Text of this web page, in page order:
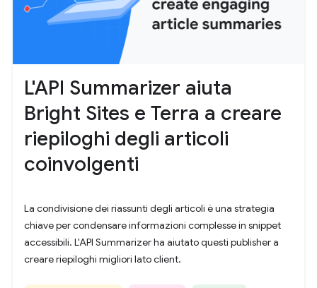
L'API Summarizer aiuta
Bright Sites e Terra a creare
riepiloghi degli articoli
coinvolgenti
La condivisione dei riassunti degli articoli è una strategia
chiave per condensare informazioni complesse in snippet
accessibili. L'API Summarizer ha aiutato questi publisher a
creare riepiloghi migliori lato client.